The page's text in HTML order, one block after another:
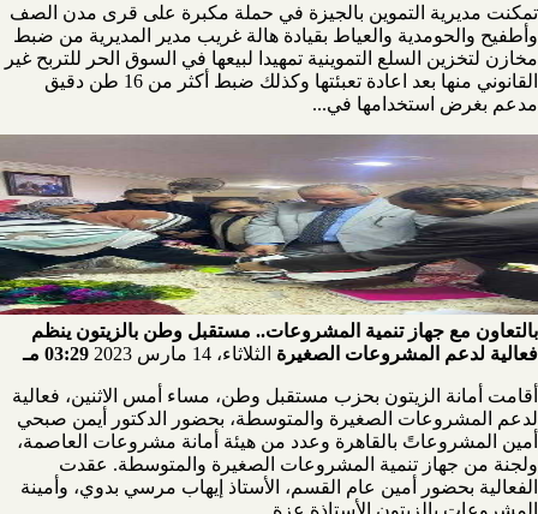
تمكنت مديرية التموين بالجيزة في حملة مكبرة على قرى مدن الصف
وأطفيح والحومدية والعياط بقيادة هالة غريب مدير المديرية من ضبط
مخازن لتخزين السلع التموينية تمهيدا لبيعها في السوق الحر للتربح غير
القانوني منها بعد اعادة تعبئتها وكذلك ضبط أكثر من 16 طن دقيق
مدعم بغرض استخدامها في...
بالتعاون مع جهاز تنمية المشروعات.. مستقبل وطن بالزيتون ينظم
فعالية لدعم المشروعات الصغيرة الثلاثاء، 14 مارس 2023 03:29 مـ
أقامت أمانة الزيتون بحزب مستقبل وطن، مساء أمس الاثنين، فعالية
لدعم المشروعات الصغيرة والمتوسطة، بحضور الدكتور أيمن صبحي
أمين المشروعاتً بالقاهرة وعدد من هيئة أمانة مشروعات العاصمة،
ولجنة من جهاز تنمية المشروعات الصغيرة والمتوسطة. عقدت
الفعالية بحضور أمين عام القسم، الأستاذ إيهاب مرسي بدوي، وأمينة
المشروعات بالزيتون الأستاذة عزة...